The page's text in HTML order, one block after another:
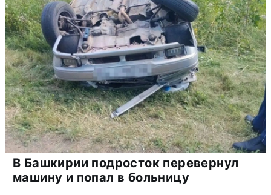
В Башкирии подросток перевернул
машину и попал в больницу